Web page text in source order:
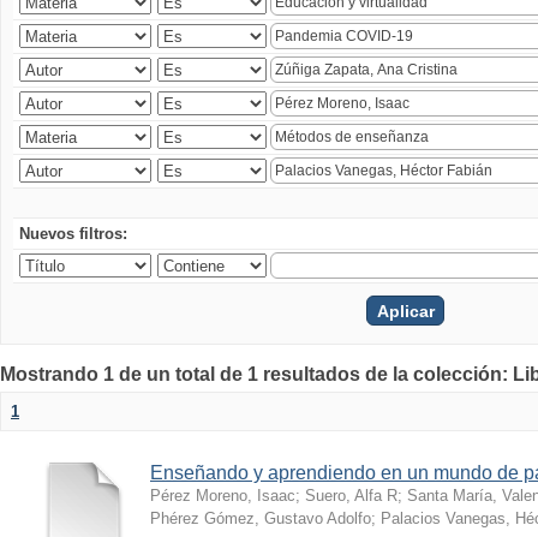
Nuevos filtros:
Mostrando 1 de un total de 1 resultados de la colección:
1
Enseñando y aprendiendo en un mundo de
Pérez Moreno, Isaac; Suero, Alfa R; Santa María,
Phérez Gómez, Gustavo Adolfo; Palacios Vanegas,